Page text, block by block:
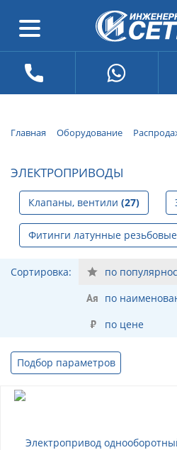
Главная Оборудование
ЭЛЕКТРОПРИВОДЫ
Клапаны, вентили (27)
Фитинги латунные резьбовые
Сортировка:
по
по
по цене
Подбор параметров